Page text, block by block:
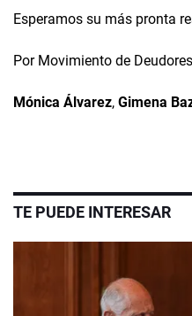
Esperamos su más pronta
Por Movimiento de
Mónica Álvarez, Gimena
TE PUEDE INTERESAR